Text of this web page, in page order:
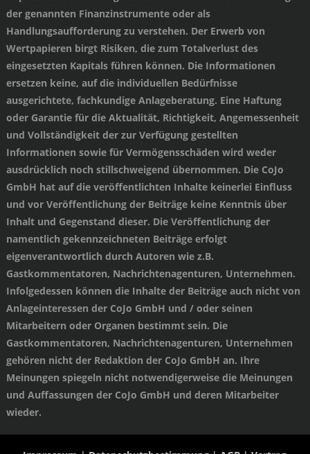
der genannten Finanzinstrumente oder als
Handlungsaufforderung zu verstehen. Der Erwerb von
Wertpapieren birgt Risiken, die zum Totalverlust des
eingesetzten Kapitals führen können. Die Informationen
ersetzen keine, auf die individuellen Bedürfnisse
ausgerichtete, fachkundige Anlageberatung. Eine Haftung
oder Garantie für die Aktualität, Richtigkeit, Angemessenheit
und Vollständigkeit der zur Verfügung gestellten
Informationen sowie für Vermögensschäden wird weder
ausdrücklich noch stillschweigend übernommen. Die CoJo
GmbH hat auf die veröffentlichten Inhalte keinerlei Einfluss
und vor Veröffentlichung der Beiträge keine Kenntnis über
Inhalt und Gegenstand dieser. Die Veröffentlichung der
namentlich gekennzeichneten Beiträge erfolgt
eigenverantwortlich durch Autoren wie z.B.
Gastkommentatoren, Nachrichtenagenturen, Unternehmen.
Infolgedessen können die Inhalte der Beiträge auch nicht von
Anlageinteressen der CoJo GmbH und / oder seinen
Mitarbeitern oder Organen bestimmt sein. Die
Gastkommentatoren, Nachrichtenagenturen, Unternehmen
gehören nicht der Redaktion der CoJo GmbH an. Ihre
Meinungen spiegeln nicht notwendigerweise die Meinungen
und Auffassungen der CoJo GmbH und deren Mitarbeiter
wieder.